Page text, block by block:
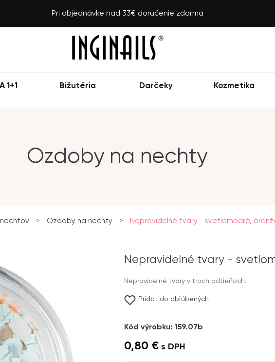
Pri objednávke nad 33€ doručenie zdarma
1+1 Bižutéria Darčeky Kozmetika
Ozdoby na nechty
> Ozdoby na nechty > Nepravidelné tvary - svetlomodré,
Nepravidelné tvary -
Nepravidelné tvary v troch odtieňoch.
Pridať do obľúbených
Kód výrobku: 159.07b
0,80 € s DPH